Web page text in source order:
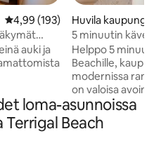
Keskimääräinen arvio 4,99/5,
4,99 (193)
auki ja
kädessä.
keittiössä
Huvila
5 minuutin
kahviloihin.
Helppo 5
Beachille,
modernissa
on valoisa avoin
varustettu
Netflix. Kohde
paikalla. Täydellinen perheille,
loma-asunnoissa
Terrigal Beach